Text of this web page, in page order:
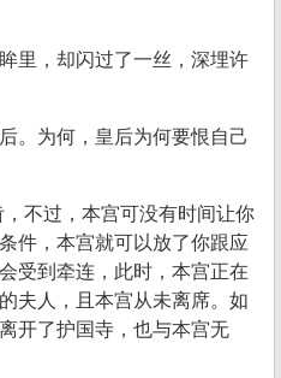
里，却闪过了一丝，深埋许
。为何，皇后为何要恨自己
不过，本宫可没有时间让你
件，本宫就可以放了你跟应
受到牵连，此时，本宫正在
夫人，且本宫从未离席。如
开了护国寺，也与本宫无